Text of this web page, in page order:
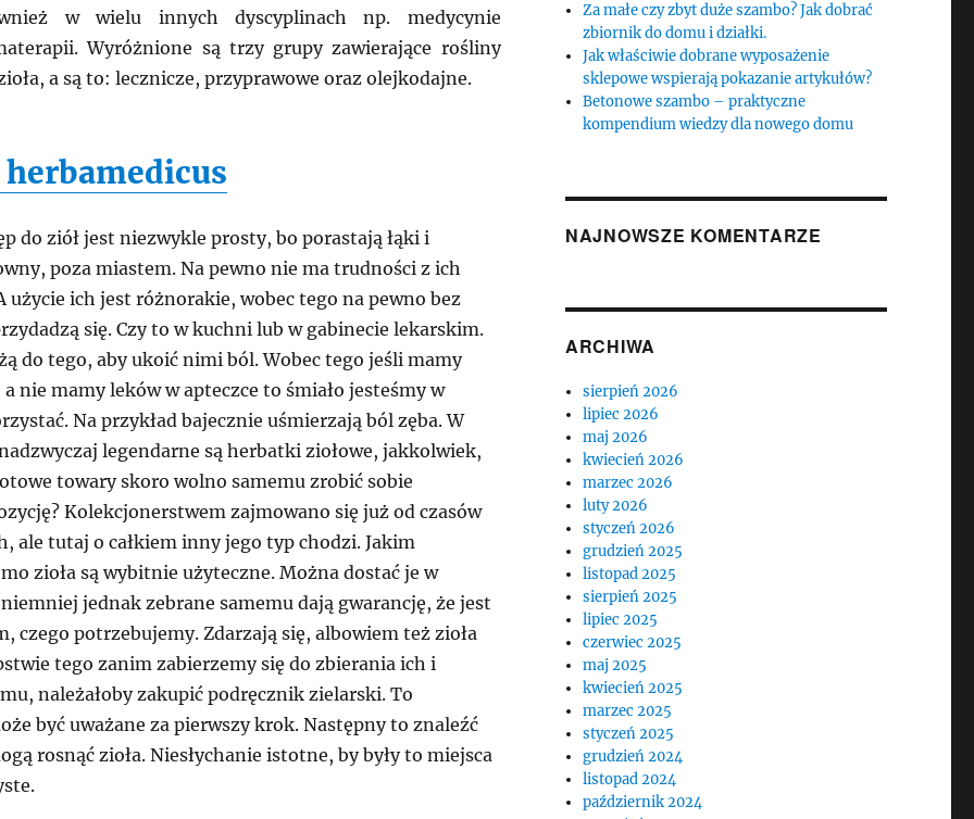
w wielu innych dyscyplinach np. medycynie
Wyróżnione są trzy grupy zawierające rośliny
a są to: lecznicze, przyprawowe oraz olejkodajne.
do ziół jest niezwykle prosty, bo porastają łąki i
poza miastem. Na pewno nie ma trudności z ich
użycie ich jest różnorakie, wobec tego na pewno bez
się. Czy to w kuchni lub w gabinecie lekarskim.
do tego, aby ukoić nimi ból. Wobec tego jeśli mamy
nie mamy leków w apteczce to śmiało jesteśmy w
Na przykład bajecznie uśmierzają ból zęba. W
legendarne są herbatki ziołowe, jakkolwiek,
towary skoro wolno samemu zrobić sobie
Kolekcjonerstwem zajmowano się już od czasów
ale tutaj o całkiem inny jego typ chodzi. Jakim
zioła są wybitnie użyteczne. Można dostać je w
jednak zebrane samemu dają gwarancję, że jest
czego potrzebujemy. Zdarzają się, albowiem też zioła
tego zanim zabierzemy się do zbierania ich i
należałoby zakupić podręcznik zielarski. To
być uważane za pierwszy krok. Następny to znaleźć
rosnąć zioła. Niesłychanie istotne, by były to miejsca
Za małe czy zbyt duże szambo? Jak dobrać
zbiornik do domu i działki.
Jak właściwie dobrane wyposażenie
sklepowe wspierają pokazanie artykułów?
Betonowe szambo – praktyczne
kompendium wiedzy dla nowego domu
NAJNOWSZE KOMENTARZE
ARCHIWA
sierpień 2026
lipiec 2026
maj 2026
kwiecień 2026
marzec 2026
luty 2026
styczeń 2026
grudzień 2025
listopad 2025
sierpień 2025
lipiec 2025
czerwiec 2025
maj 2025
kwiecień 2025
marzec 2025
styczeń 2025
grudzień 2024
listopad 2024
październik 2024